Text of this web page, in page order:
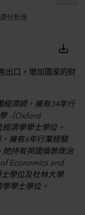
分析局
save_alt
出口，增加國家的財
經濟師，擁有34年行
（Oxford
濟學學士學位。
擁有6年行業經驗
她持有英國倫敦政治
Economics and
學位及杜林大學
學士學位。